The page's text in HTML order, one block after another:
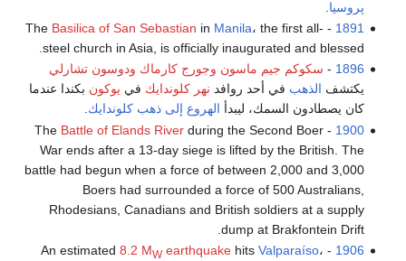
پروسيا
1891
- The
Basilica of San Sebastian in Manila، the first all-
steel church in Asia, is officially inaugurated and blessed.
1896
- سكوكم جيم ماسون وجورج كارماك ودوسون تشارلي
يكتشف الذهب في أحد روافد نهر كلوندايك في يوكون بكندا عندما
كان يصطادون السمك، ليبدأ الهروع إلى ذهب كلوندايك.
1900
- The
Battle of Elands Riverduring the Second Boer
War ends after a 13-day siege is lifted by the British. The
battle had begun when a force of between 2,000 and 3,000
Boers had surrounded a force of 500 Australians,
Rhodesians, Canadians and British soldiers at a supply
dump at Brakfontein Drift.
1906
- An estimated
8.2 MWearthquakehits Valparaíso،